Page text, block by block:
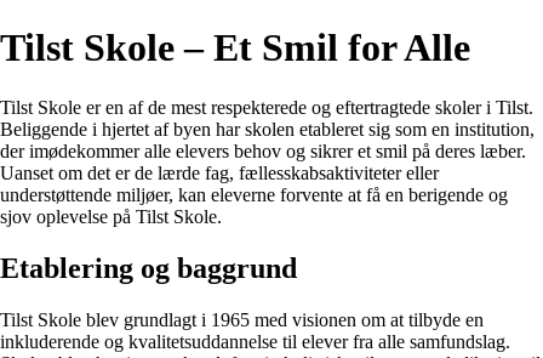
Tilst Skole – Et Smil for Alle
Tilst Skole er en af ​​de mest respekterede og eftertragtede skoler i Tilst.
Beliggende i hjertet af byen har skolen etableret sig som en institution,
der imødekommer alle elevers behov og sikrer et smil på deres læber.
Uanset om det er de lærde fag, fællesskabsaktiviteter eller
understøttende miljøer, kan eleverne forvente at få en berigende og
sjov oplevelse på Tilst Skole.
Etablering og baggrund
Tilst Skole blev grundlagt i 1965 med visionen om at tilbyde en
inkluderende og kvalitetsuddannelse til elever fra alle samfundslag.